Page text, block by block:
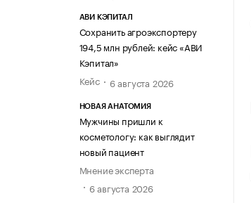
АВИ КЭПИТАЛ
Сохранить агроэкспортеру
194,5 млн рублей: кейс «АВИ
Кэпитал»
Кейс
6 августа 2026
НОВАЯ АНАТОМИЯ
Мужчины пришли к
косметологу: как выглядит
новый пациент
Мнение эксперта
6 августа 2026